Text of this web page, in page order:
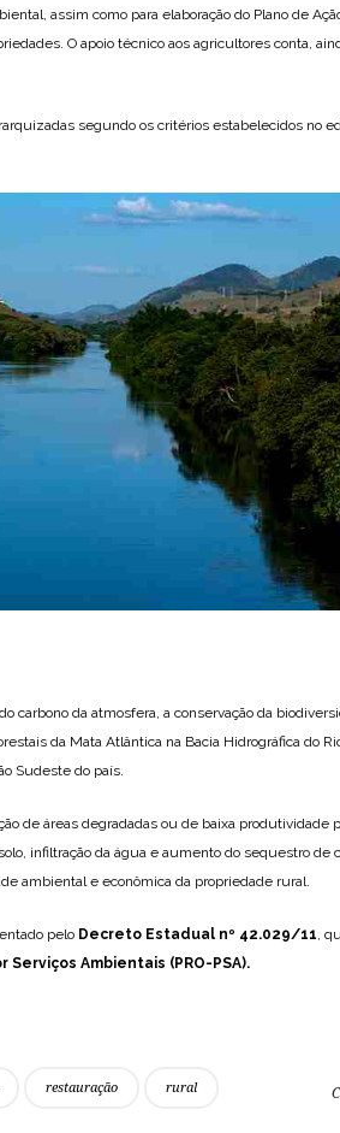
assim como para elaboração do Plano de
O apoio técnico aos agricultores conta,
segundo os critérios estabelecidos no
carbono da atmosfera, a conservação da
da Mata Atlântica na Bacia Hidrográfica do
Sudeste do país.
de áreas degradadas ou de baixa produtividade
infiltração da água e aumento do sequestro de
ambiental e econômica da propriedade rural.
pelo Decreto Estadual nº 42.029/11,
Ambientais (PRO-PSA).
restauração rural